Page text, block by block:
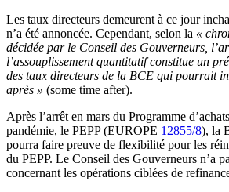
Les taux directeurs demeurent à ce jour
n’a été annoncée. Cependant, selon la «
décidée par le Conseil des Gouverneurs,
l’assouplissement quantitatif constitue un
des taux directeurs de la BCE qui pourrait
après » (some time after).
Après l’arrêt en mars du Programme
pandémie, le PEPP (EUROPE 12855/8), la
pourra faire preuve de flexibilité pour les
du PEPP. Le Conseil des Gouverneurs n’a
concernant les opérations ciblées de